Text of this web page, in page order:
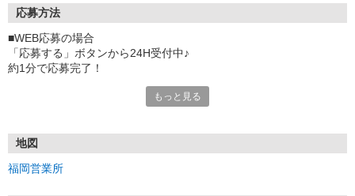
応募方法
■WEB応募の場合
「応募する」ボタンから24H受付中♪
約1分で応募完了！
①応募から3営業日を目安に、メールorお電話でご連絡します。
もっと見る
地図
福岡営業所